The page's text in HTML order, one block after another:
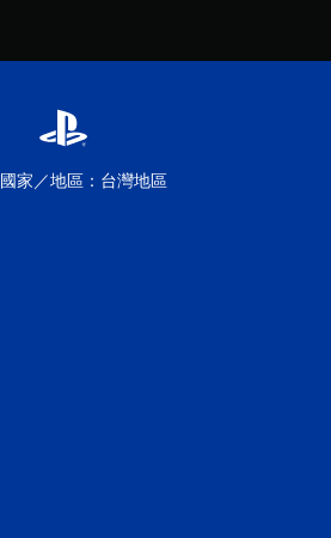
國家／地區：台灣地區